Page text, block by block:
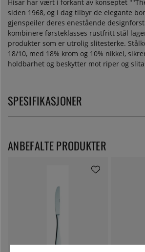
Hisar har vært i forkant av konseptet
siden 1968, og i dag tilbyr de elegante
gjenspeiler deres enestående
kombinere førsteklasses rustfritt stål
produkter som er utrolig slitesterke.
18/10, med 18% krom og 10% nikkel,
holdbarhet og beskytter mot riper og
SPESIFIKASJONER
ANBEFALTE PRODUKTER